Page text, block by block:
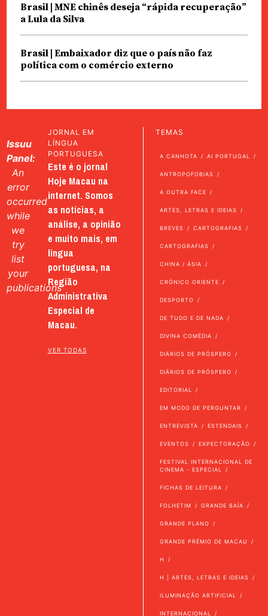
Brasil | MNE chinês deseja “rápida recuperação”
a Lula da Silva
Brasil | Embaixador diz que o país não faz
política com o comércio externo
Issuu
Panel:
An
error
occurred
while
we
try
list
your
publications
JORNAL EM
LÍNGUA
PORTUGUESA
Este é o jornal
Hoje Macau na
internet. Somos
as notícias, a
análise, a opinião
e muito mais, em
língua
portuguesa, na
Região
Administrativa
Especial de
Macau.
VER TODAS
TEMAS
A CANHOTA AI PORTUGAL
ANTROPOFOBIAS
A OUTRA FACE
ARTES, LETRAS E IDEIAS
BREVES CARTOGRAFIAS
CARTOGRAFIAS
CHINA / ÁSIA
CRÓNICO ORIENTE
DESPORTO
DE TUDO E DE NADA
DIVINA COMÉDIA
DIÁRIOS DE PRÓSPERO
DIÁRIOS DE PRÓSPERO
EDITORIAL
EM MODO DE PERGUNTAR
ENTREVISTA ESTENDAIS
EVENTOS EXPECTORAÇÃO
FESTIVAL INTERNACIONAL DE
CINEMA - ESPECIAL
FICHAS DE LEITURA
FOLHETIM GRANDE BAÍA
GRANDE PLANO
GRANDE PRÉMIO DE MACAU
H
H | ARTES, LETRAS E IDEIAS
ILUMINAÇÃO ARTIFICIAL
INTERNACIONAL